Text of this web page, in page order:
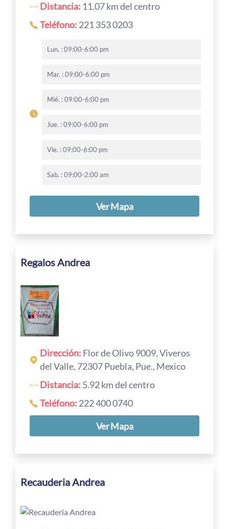
Distancia: 11.07 km del centro
Teléfono: 221 353 0203
Lun. : 09:00-6:00 pm
Mar. : 09:00-6:00 pm
Mié. : 09:00-6:00 pm
Jue. : 09:00-6:00 pm
Vie. : 09:00-6:00 pm
Sab. : 09:00-2:00 am
Ver Mapa
Regalos Andrea
Dirección: Flor de Olivo 9009, Viveros
del Valle, 72307 Puebla, Pue., Mexico
Distancia: 5.92 km del centro
Teléfono: 222 400 0740
Ver Mapa
Recauderia Andrea